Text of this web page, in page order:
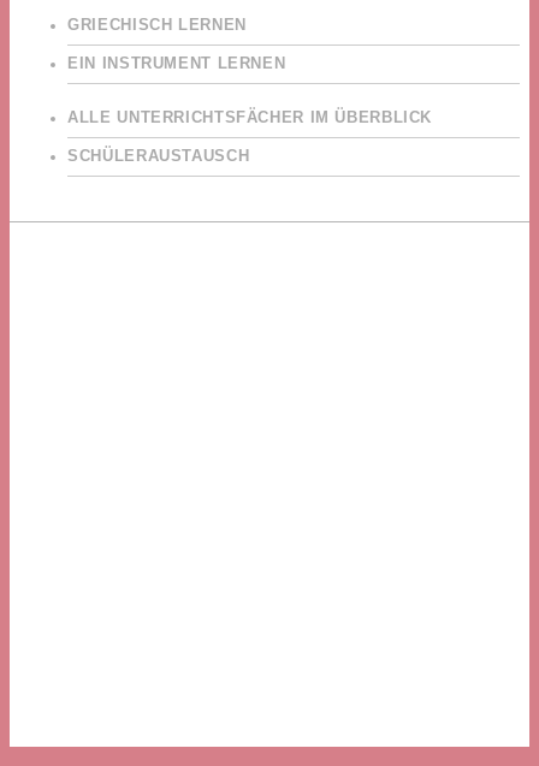
GRIECHISCH LERNEN
EIN INSTRUMENT LERNEN
ALLE UNTERRICHTSFÄCHER IM ÜBERBLICK
SCHÜLERAUSTAUSCH